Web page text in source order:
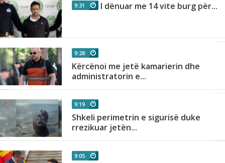
9:31 I dënuar me 14 vite burg për...
9:28
Kërcënoi me jetë kamarierin dhe
administratorin e...
9:19
Shkeli perimetrin e sigurisë duke
rrezikuar jetën...
9:05